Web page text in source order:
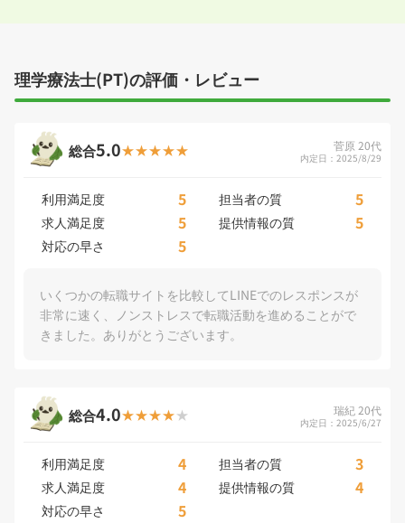
理学療法士(PT)の評価・レビュー
総合5.0 菅原 20代
内定日：2025/8/29
利用満足度 5 担当者の質 5
求人満足度 5 提供情報の質 5
対応の早さ 5
いくつかの転職サイトを比較してLINEでのレスポンスが
非常に速く、ノンストレスで転職活動を進めることがで
きました。ありがとうございます。
総合4.0 瑞紀 20代
内定日：2025/6/27
利用満足度 4 担当者の質 3
求人満足度 4 提供情報の質 4
対応の早さ 5